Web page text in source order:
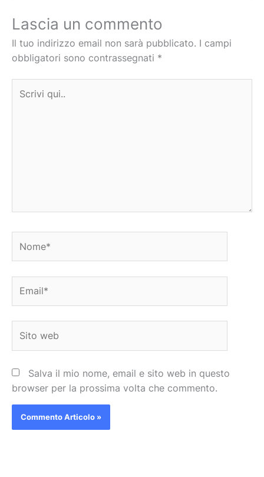
Lascia un commento
Il tuo indirizzo email non sarà pubblicato. I campi
obbligatori sono contrassegnati *
qui..
web
Salva il mio nome, email e sito web in questo
browser per la prossima volta che commento.